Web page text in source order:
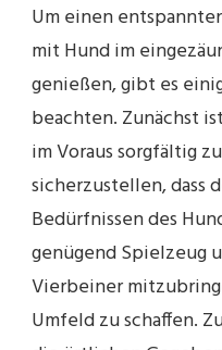
Um einen
mit Hund im
genießen, gibt es
beachten. Zunächst
im Voraus sorgfältig
sicherzustellen, dass
Bedürfnissen des
genügend Spielzeug
Vierbeiner
Umfeld zu schaffen.